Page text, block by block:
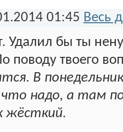
01:45 Весь
Удалил бы ты
поводу твоего
В
надо, а там
жёсткий.